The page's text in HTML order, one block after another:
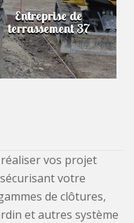
Entreprise de
terrassement 37
vos projet
votre
de clôtures,
et autres système